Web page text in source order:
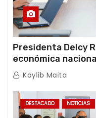
Presidenta Delcy
económica
de emergencia
Kaylib Maita
DESTACADO NOTICIAS